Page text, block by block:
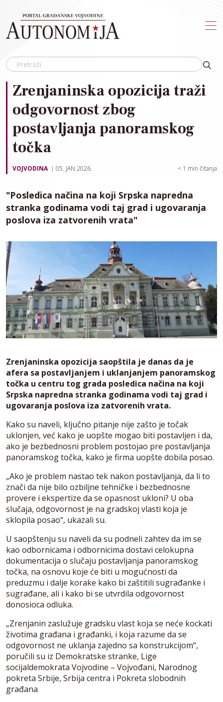
Zrenjaninska opozicija traži
odgovornost zbog
postavljanja panoramskog
točka
VOJVODINA 05. JAN 2026. < 1 min čitanja
"Posledica načina na koji Srpska napredna
stranka godinama vodi taj grad i ugovaranja
poslova iza zatvorenih vrata"
Zrenjaninska opozicija saopštila je danas da je
afera sa postavljanjem i uklanjanjem panoramskog
točka u centru tog grada posledica načina na koji
Srpska napredna stranka godinama vodi taj grad i
ugovaranja poslova iza zatvorenih vrata.
Kako su naveli, ključno pitanje nije zašto je točak
uklonjen, već kako je uopšte mogao biti postavljen i da,
ako je bezbednosni problem postojao pre postavljanja
panoramskog točka, kako je firma uopšte dobila posao.
„Ako je problem nastao tek nakon postavljanja, da li to
znači da nije bilo ozbiljne tehničke i bezbednosne
provere i ekspertize da se opasnost ukloni? U oba
slučaja, odgovornost je na gradskoj vlasti koja je
sklopila posao“, ukazali su.
U saopštenju su naveli da su podneli zahtev da im se
kao odbornicama i odbornicima dostavi celokupna
dokumentacija o slučaju postavljanja panoramskog
točka, na osnovu koje će biti u mogućnosti da
preduzmu i dalje korake kako bi zaštitili sugrađanke i
sugrađane, ali i kako bi se utvrdila odgovornost
donosioca odluka.
„Zrenjanin zaslužuje gradsku vlast koja se neće kockati
životima građana i građanki, i koja razume da se
odgovornost ne uklanja zajedno sa konstrukcijom“,
poručili su iz Demokratske stranke, Lige
socijaldemokrata Vojvodine – Vojvođani, Narodnog
pokreta Srbije, Srbija centra i Pokreta slobodnih
građana